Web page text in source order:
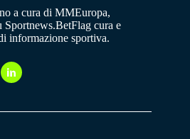
a cura di MMEuropa,
Sportnews.BetFlag cura e
informazione sportiva.